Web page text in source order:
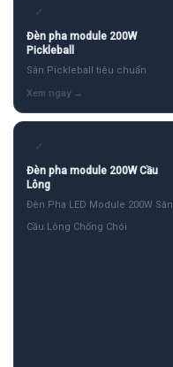
✓
Đèn pha module 200W
Pickleball
Sân Pickleball tiêu chuẩn
✓
Đèn pha module 200W Cầu
Lông
Đèn Pha LED Module 200W Sân
Cầu Lông Chống Chói